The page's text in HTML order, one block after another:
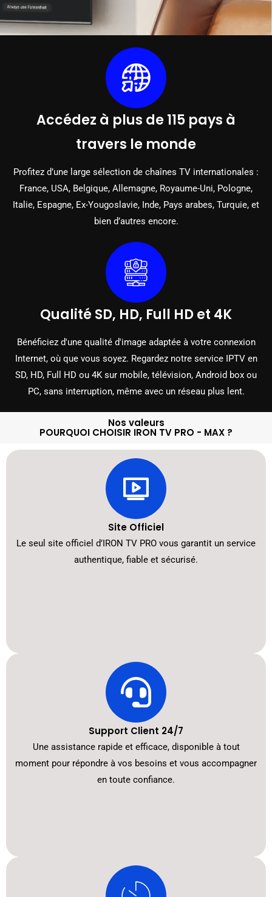
Accédez à plus de 115 pays à
travers le monde
Profitez d’une large sélection de chaînes TV internationales :
France, USA, Belgique, Allemagne, Royaume-Uni, Pologne,
Italie, Espagne, Ex-Yougoslavie, Inde, Pays arabes, Turquie, et
bien d’autres encore.
Qualité SD, HD, Full HD et 4K
Bénéficiez d'une qualité d'image adaptée à votre connexion
Internet, où que vous soyez. Regardez notre service IPTV en
SD, HD, Full HD ou 4K sur mobile, télévision, Android box ou
PC, sans interruption, même avec un réseau plus lent.
Nos valeurs
POURQUOI CHOISIR IRON TV PRO - MAX ?
Site Officiel
Le seul site officiel d’IRON TV PRO vous garantit un service
authentique, fiable et sécurisé.
Support Client 24/7
Une assistance rapide et efficace, disponible à tout
moment pour répondre à vos besoins et vous accompagner
en toute confiance.